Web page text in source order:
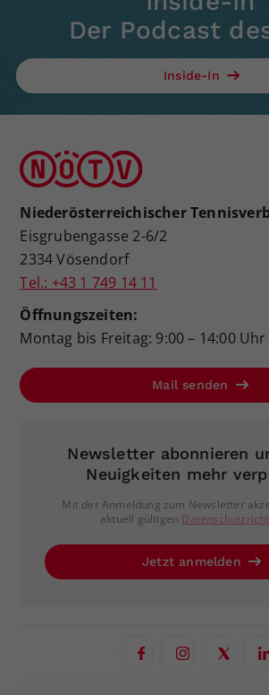
Der Podcast
Inside-In
Niederösterreichischer
Eisgrubengasse 2-6/2
2334 Vösendorf
Tel.: +43 1 749 14 11
Öffnungszeiten:
Montag bis Freitag: 9:00 – 14:00 Uhr
Mail senden
Newsletter abonnieren
Neuigkeiten mehr
Mit der Anmeldung zum Newsletter
aktuell gültigen
Jetzt anmelden